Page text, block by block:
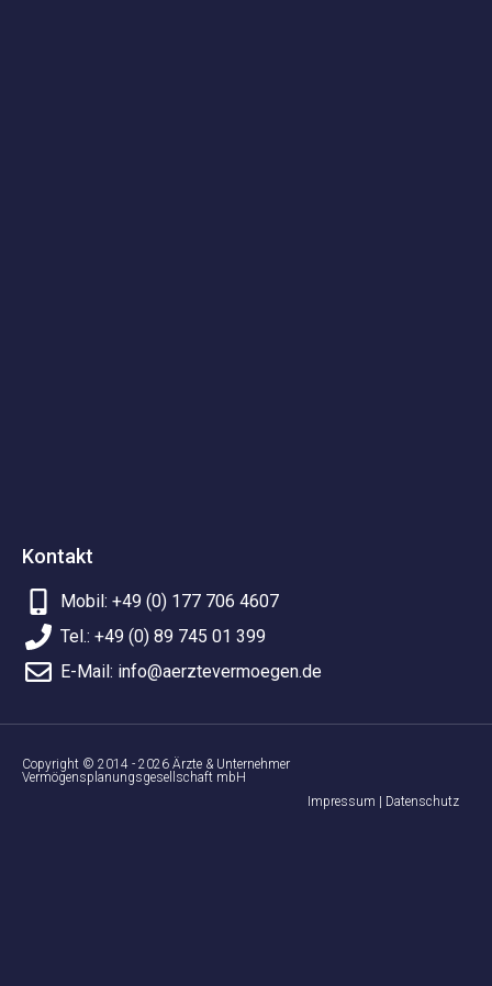
Kontakt
Mobil: +49 (0) 177 706 4607
Tel.: +49 (0) 89 745 01 399
E-Mail: info@aerztevermoegen.de
Copyright © 2014 - 2026 Ärzte & Unternehmer
Vermögensplanungsgesellschaft mbH
Impressum | Datenschutz